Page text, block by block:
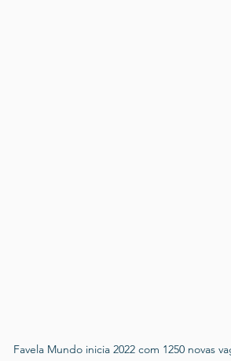
Favela Mundo inicia 2022 com 1250 novas